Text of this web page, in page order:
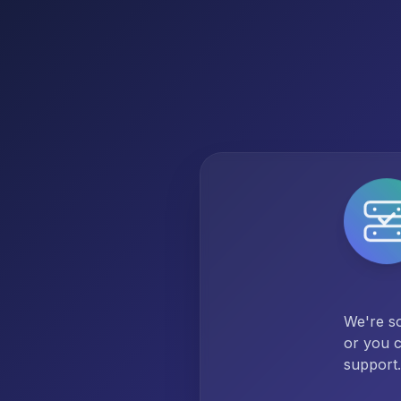
We're
or you
support.